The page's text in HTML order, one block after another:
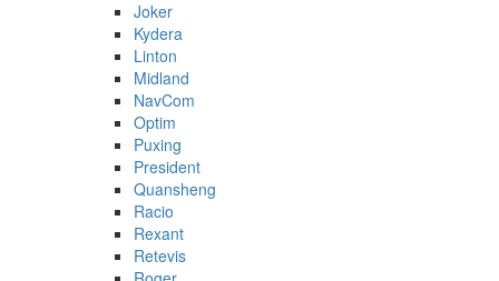
Joker
Kydera
Linton
Midland
NavCom
Optim
Puxing
President
Quansheng
Racio
Rexant
Retevis